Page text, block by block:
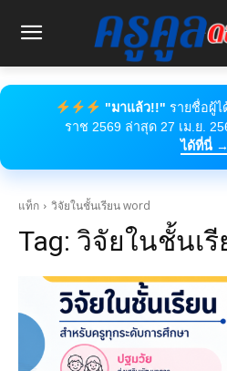
"มาแล้ว!!" รายชื่อผู้ไ
ราช 2569 ล่าสุด 27 เม.ย.
ได้ที่นี่ →
แท็ก วิจัยในชั้นเรียน word
Tag: วิจัยในชั้นเรี